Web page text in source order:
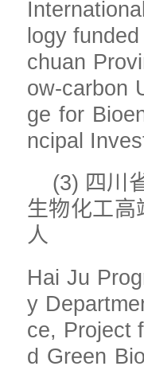
logy
chuan
ow-carbon
ge for
ncipal
(3) 四川
生物化工高
人
Hai Ju
y
ce, Project
d Green